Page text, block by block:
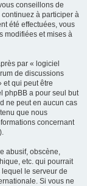
conseillons de
à participer à
été effectuées, vous
modifiées et mises à
par « logiciel
de discussions
et qui peut être
phpBB a pour seul but
ne peut en aucun cas
que nous
concernant
abusif, obscène,
etc. qui pourrait
le serveur de
Si vous ne